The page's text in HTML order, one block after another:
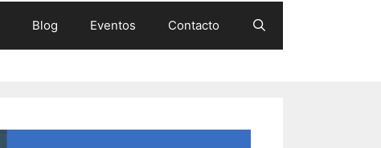
Blog Eventos Contacto